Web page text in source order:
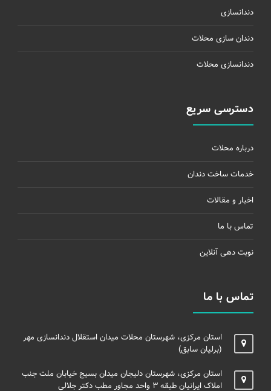
دندانسازی
دندان سازی محلات
دندانسازی محلات
دسترسی سریع
درباره محلات
خدمات ساخت دندان
اخبار و مقالات
تماس با ما
نوبت دهی آنلاین
تماس با ما
استان مرکزی، شهرستان محلات میدان استقلال دندانسازی مهر
(برلیان سابق)
استان مرکزی، شهرستان دلیجان میدان بسیج خیابان ملت جنب
املاک ایرانیان طبقه ۳ واحد مجاور مطب دکتر جلالی